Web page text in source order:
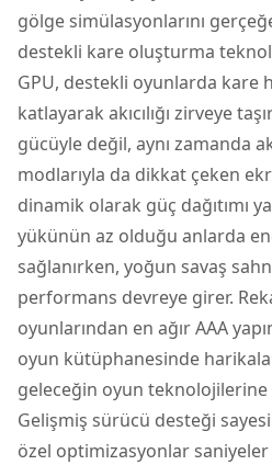
gölge simülasyonlarını
destekli kare oluşturma
GPU, destekli oyunlarda kare
katlayarak akıcılığı zirveye
gücüyle değil, aynı zamanda
modlarıyla da dikkat çeken
dinamik olarak güç dağıtımı
yükünün az olduğu anlarda
sağlanırken, yoğun savaş
performans devreye girer.
oyunlarından en ağır AAA
oyun kütüphanesinde
geleceğin oyun
Gelişmiş sürücü desteği
özel optimizasyonlar